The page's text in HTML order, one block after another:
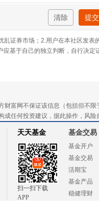
清除 提
乱证券市场；2.用户在本社区发表
基于自己的独立判断，自行决定
富网不保证该信息（包括但不
任何投资建议，据此操作，风险
天天基金
扫一扫下载
APP
基金交易
基金开户
基金交易
活期宝
基金产品
稳健理财